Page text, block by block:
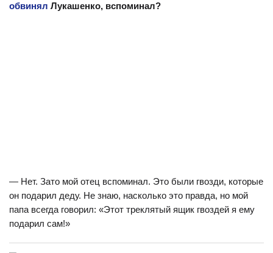
обвинял Лукашенко, вспоминал?
— Нет. Зато мой отец вспоминал. Это были гвозди, которые
он подарил деду. Не знаю, насколько это правда, но мой
папа всегда говорил: «Этот треклятый ящик гвоздей я ему
подарил сам!»